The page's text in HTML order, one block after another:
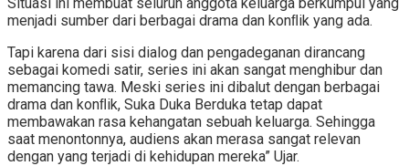
menjadi sumber dari berbagai drama dan konﬂik yang ada.
Tapi karena dari sisi dialog dan pengadeganan dirancang
sebagai komedi satir, series ini akan sangat menghibur dan
memancing tawa. Meski series ini dibalut dengan berbagai
drama dan konﬂik, Suka Duka Berduka tetap dapat
membawakan rasa kehangatan sebuah keluarga. Sehingga
saat menontonnya, audiens akan merasa sangat relevan
dengan yang terjadi di kehidupan mereka” Ujar.